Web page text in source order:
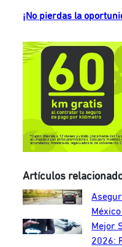
¡No pierdas la
Artículos
Mejor
2026: